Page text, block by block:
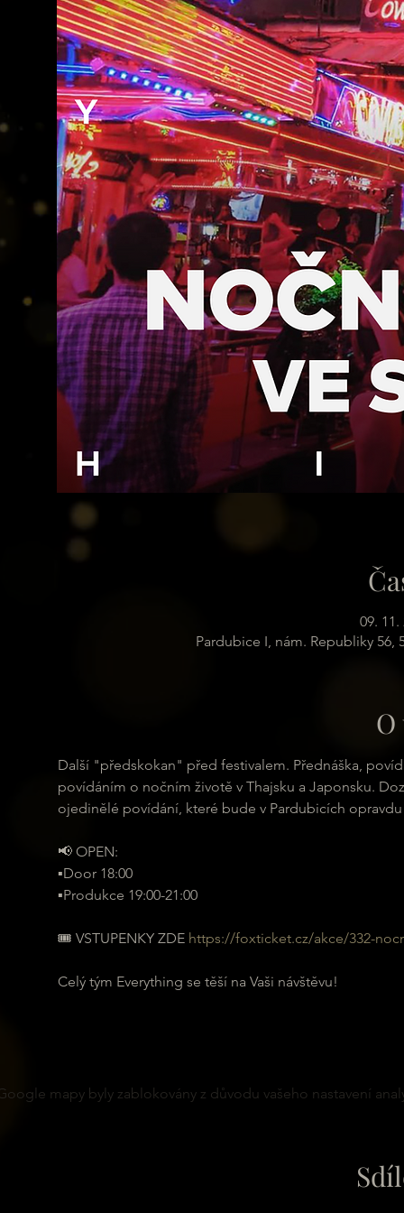
09. 11.
Pardubice I, nám. Republiky 56,
Další "předskokan" před festivalem. Přednáška,
povídáním o nočním životě v Thajsku a Japonsku.
ojedinělé povídání, které bude v Pardubicích
📢 OPEN:
▪️Door 18:00
▪️Produkce 19:00-21:00
🎟 VSTUPENKY ZDE https://foxticket.cz/akce/332-
Celý tým Everything se těší na Vaši návštěvu!
mapy byly zablokovány z důvodu vašeho nastavení